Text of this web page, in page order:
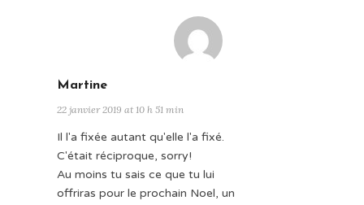
Martine
22 janvier 2019 at 10 h 51 min
Il l'a fixée autant qu'elle l'a fixé.
C'était réciproque, sorry!
Au moins tu sais ce que tu lui
offriras pour le prochain Noel, un